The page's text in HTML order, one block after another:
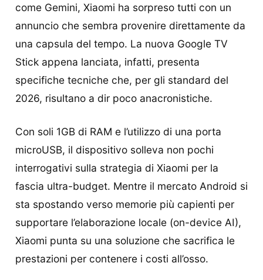
come Gemini, Xiaomi ha sorpreso tutti con un
annuncio che sembra provenire direttamente da
una capsula del tempo. La nuova Google TV
Stick appena lanciata, infatti, presenta
specifiche tecniche che, per gli standard del
2026, risultano a dir poco anacronistiche.
Con soli 1GB di RAM e l’utilizzo di una porta
microUSB, il dispositivo solleva non pochi
interrogativi sulla strategia di Xiaomi per la
fascia ultra-budget. Mentre il mercato Android si
sta spostando verso memorie più capienti per
supportare l’elaborazione locale (on-device AI),
Xiaomi punta su una soluzione che sacrifica le
prestazioni per contenere i costi all’osso.